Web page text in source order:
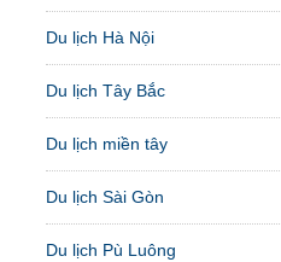
Du lịch Hà Nội
Du lịch Tây Bắc
Du lịch miền tây
Du lịch Sài Gòn
Du lịch Pù Luông